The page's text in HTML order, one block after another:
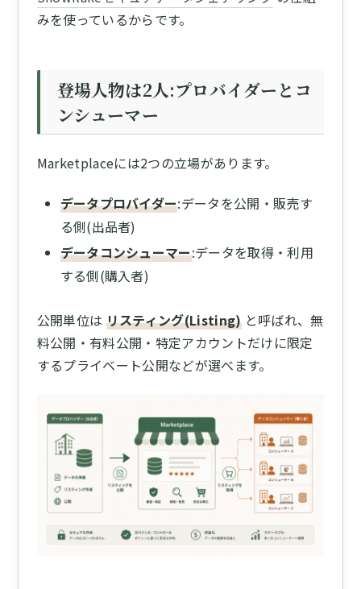
みを使っているからです。
登場人物は2人:プロバイダーとコ
ンシューマー
Marketplaceには2つの立場があります。
データプロバイダー:データを公開・販売す
る側(出品者)
データコンシューマー:データを取得・利用
する側(購入者)
公開単位は リスティング(Listing)と呼ばれ、無
料公開・有料公開・特定アカウントだけに限定
するプライベート公開などが選べます。